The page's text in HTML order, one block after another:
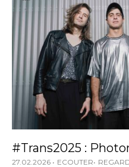
#Trans2025 :
27.02.2026 ECOUTER